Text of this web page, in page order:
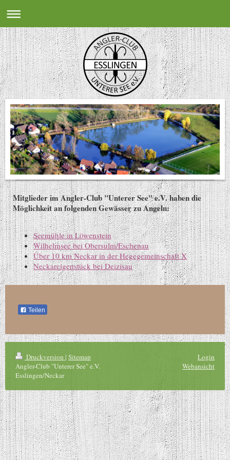
Mitglieder im Angler-Club "Unterer See" e.V. haben die
Möglichkeit an folgenden Gewässer zu Angeln:
Seemühle in Löwenstein
Wilhelmsee bei Obersulm/Eschenau
Über 10 km Neckar in der Hegegemeinschaft X
Neckareigenstück bei Deizisau
Teilen
Druckversion | Sitemap
Angler-Club "Unterer See" e.V.
Esslingen/Neckar
Login
Webansicht